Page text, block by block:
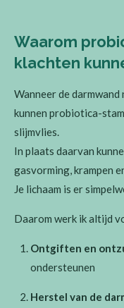
Waarom
klachten
Wanneer de
kunnen probiotica-
slijmvlies.
In plaats daarvan
gasvorming, krampen
Je lichaam is er
Daarom werk ik altijd
Ontgiften en
ondersteunen
Herstel van de